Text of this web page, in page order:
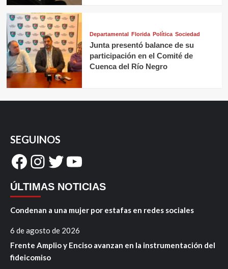
Departamental Florida Política Sociedad
Junta presentó balance de su
participación en el Comité de
Cuenca del Río Negro
SEGUINOS
Facebook
Instagram
Twitter
YouTube
ÚLTIMAS NOTICIAS
Condenan a una mujer por estafas en redes sociales
6 de agosto de 2026
Frente Amplio y Enciso avanzan en la instrumentación del
fideicomiso